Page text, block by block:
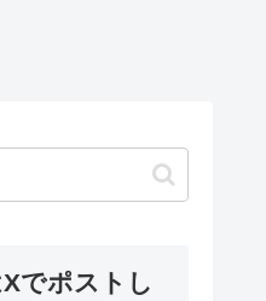
でポストし